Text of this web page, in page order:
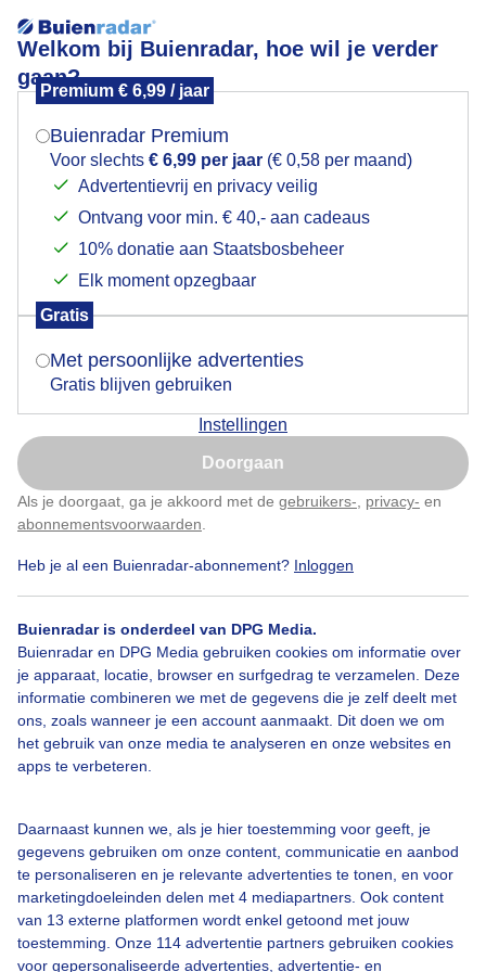
Welkom bij Buienradar, hoe wil je verder
gaan?
Premium € 6,99 / jaar
Buienradar Premium
Voor slechts € 6,99 per jaar (€ 0,58 per maand)
Advertentievrij en privacy veilig
Ontvang voor min. € 40,- aan cadeaus
10% donatie aan Staatsbosbeheer
Elk moment opzegbaar
Gratis
Met persoonlijke advertenties
Gratis blijven gebruiken
Instellingen
Doorgaan
Als je doorgaat, ga je akkoord met de gebruikers- privacy- en
abonnementsvoorwaarden
Heb je al een Buienradar-abonnement? Inloggen
Buienradar is onderdeel van DPG Media.
Buienradar en DPG Media gebruiken cookies om informatie over
je apparaat, locatie, browser en surfgedrag te verzamelen. Deze
informatie combineren we met de gegevens die je zelf deelt met
ons, zoals wanneer je een account aanmaakt. Dit doen we om
het gebruik van onze media te analyseren en onze websites en
apps te verbeteren.
Daarnaast kunnen we, als je hier toestemming voor geeft, je
gegevens gebruiken om onze content, communicatie en aanbod
te personaliseren en je relevante advertenties te tonen, en voor
marketingdoeleinden delen met 4 mediapartners. Ook content
van 13 externe platformen wordt enkel getoond met jouw
toestemming. Onze 114 advertentie partners gebruiken cookies
voor gepersonaliseerde advertenties, advertentie- en
Een moment geduld aub...
Een moment geduld aub...
Over Buienradar
Veelgestelde vragen
Contact
Toegankelijkheid
Gebruikersvoorwaarden
Privacy beleid
Cookie beleid
Privacy instellingen
Mogen we je locatie gebruiken voor het
Indien je hier nog geen akkoord op hebt gegeven,
verschijnt er zo een pop-up uit je browser waarin
Is goed, toon de popup
Nu niet, misschien later
Klik hierom dit aan te passen